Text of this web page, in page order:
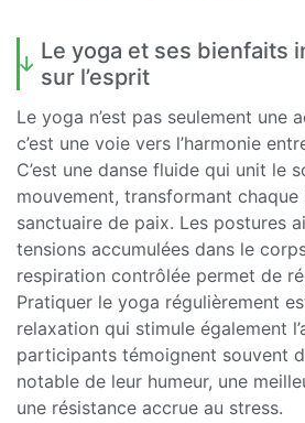
Le yoga et ses bienfaits
sur l’esprit
Le yoga n’est pas seulement une
c’est une voie vers l’harmonie
C’est une danse fluide qui unit le
mouvement, transformant chaque
sanctuaire de paix. Les postures
tensions accumulées dans le
respiration contrôlée permet de
Pratiquer le yoga régulièrement
relaxation qui stimule également
participants témoignent souvent
notable de leur humeur, une
une résistance accrue au stress.